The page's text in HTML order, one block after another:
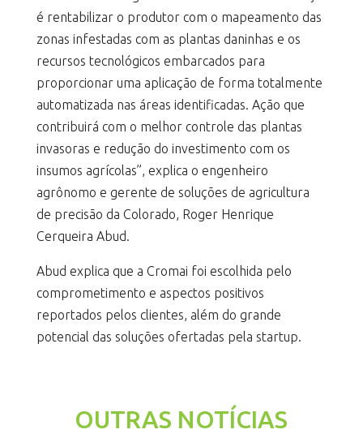
é rentabilizar o produtor com o mapeamento das
zonas infestadas com as plantas daninhas e os
recursos tecnológicos embarcados para
proporcionar uma aplicação de forma totalmente
automatizada nas áreas identificadas. Ação que
contribuirá com o melhor controle das plantas
invasoras e redução do investimento com os
insumos agrícolas”, explica o engenheiro
agrônomo e gerente de soluções de agricultura
de precisão da Colorado, Roger Henrique
Cerqueira Abud.
Abud explica que a Cromai foi escolhida pelo
comprometimento e aspectos positivos
reportados pelos clientes, além do grande
potencial das soluções ofertadas pela startup.
OUTRAS NOTÍCIAS